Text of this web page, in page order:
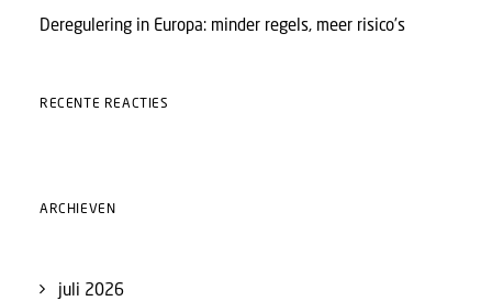
Deregulering in Europa: minder regels, meer risico’s
RECENTE REACTIES
ARCHIEVEN
juli 2026